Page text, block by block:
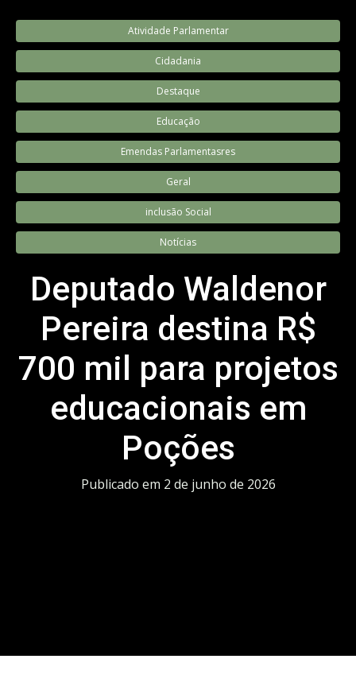
Atividade Parlamentar
Cidadania
Destaque
Educação
Emendas Parlamentasres
Geral
inclusão Social
Notícias
Deputado Waldenor
Pereira destina R$
700 mil para projetos
educacionais em
Poções
Publicado em 2 de junho de 2026